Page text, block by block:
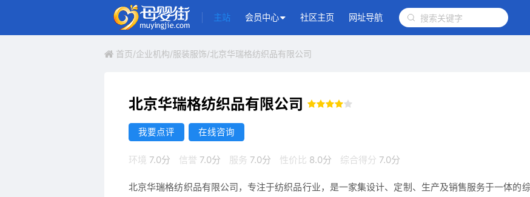
主站 会员中心 社区主页 网址导航
首页/企业机构/服装服饰/北京华瑞格纺织品有限公司
北京华瑞格纺织品有限公司
我要点评 在线咨询
环境 7.0分 信誉 7.0分 服务 7.0分 性价比 8.0分 综合得分 7.0分
北京华瑞格纺织品有限公司，专注于纺织品行业，是一家集设计、定制、生产及销售服务于一体的